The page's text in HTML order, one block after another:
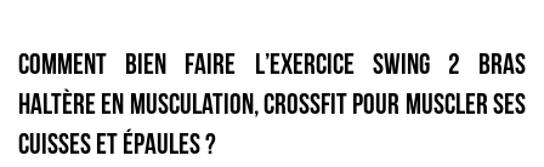
Comment bien faire l’exercice Swing 2 bras
haltère en musculation, crossfit pour muscler ses
cuisses et épaules ?